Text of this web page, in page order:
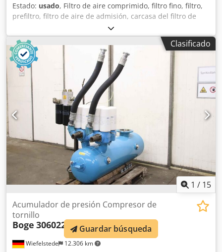
Estado: usado, Filtro de aire comprimido, filtro fino, filtro,
prefiltro, filtro de aire de admisión, carcasa del filtro de
aire, carcasa del filtro de aire, filtro de aire del generador
Dodpfsppdhgjx Ag Seck -Fabricante: Boge, filtro de
aspiración de compresor tipo SL 270 -Tipo: 569.0007.11 -
Ansaugfilterpatrone: 569.0007.31 -Indicador de
mantenimiento: 569000503 -Dimensiones: 530/440/H850
mm -Peso: 28 kg
Clasificado
1 / 15
Wiefelstede 12.306 km
Acumulador de presión Compresor de
tornillo
Boge 306022 V 230 L SL 270
Guardar búsqueda